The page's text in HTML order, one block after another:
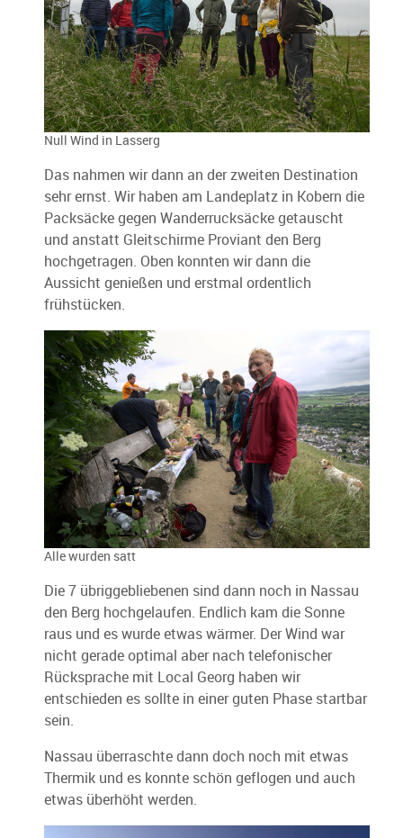
Null Wind in Lasserg
Das nahmen wir dann an der zweiten Destination
sehr ernst. Wir haben am Landeplatz in Kobern die
Packsäcke gegen Wanderrucksäcke getauscht
und anstatt Gleitschirme Proviant den Berg
hochgetragen. Oben konnten wir dann die
Aussicht genießen und erstmal ordentlich
frühstücken.
Alle wurden satt
Die 7 übriggebliebenen sind dann noch in Nassau
den Berg hochgelaufen. Endlich kam die Sonne
raus und es wurde etwas wärmer. Der Wind war
nicht gerade optimal aber nach telefonischer
Rücksprache mit Local Georg haben wir
entschieden es sollte in einer guten Phase startbar
sein.
Nassau überraschte dann doch noch mit etwas
Thermik und es konnte schön geflogen und auch
etwas überhöht werden.